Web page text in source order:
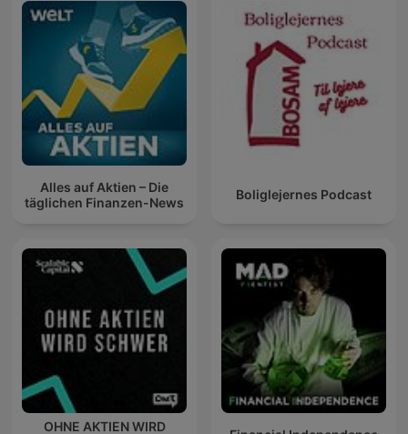
Alles auf Aktien – Die
täglichen Finanzen-News
Boliglejernes Podcast
OHNE AKTIEN WIRD